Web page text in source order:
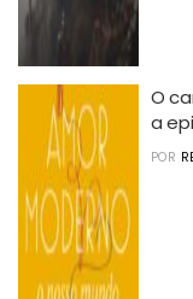
O
a
POR